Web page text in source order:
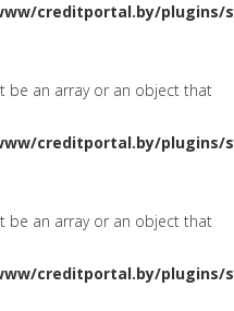
creditportal.by/plugins/
be an array or an object that
creditportal.by/plugins/
be an array or an object that
creditportal.by/plugins/